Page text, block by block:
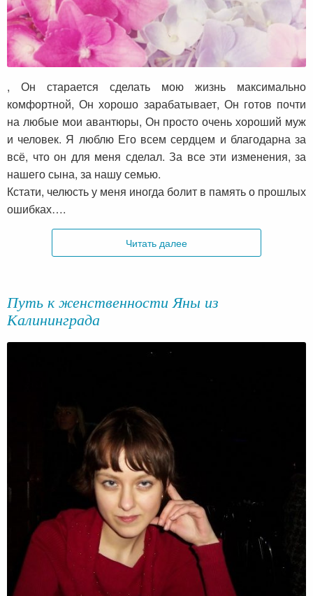
, Он старается сделать мою жизнь максимально
комфортной, Он хорошо зарабатывает, Он готов почти
на любые мои авантюры, Он просто очень хороший муж
и человек. Я люблю Его всем сердцем и благодарна за
всё, что он для меня сделал. За все эти изменения, за
нашего сына, за нашу семью.
Кстати, челюсть у меня иногда болит в память о прошлых
ошибках….
Читать далее
Путь к женственности Яны из
Калининграда